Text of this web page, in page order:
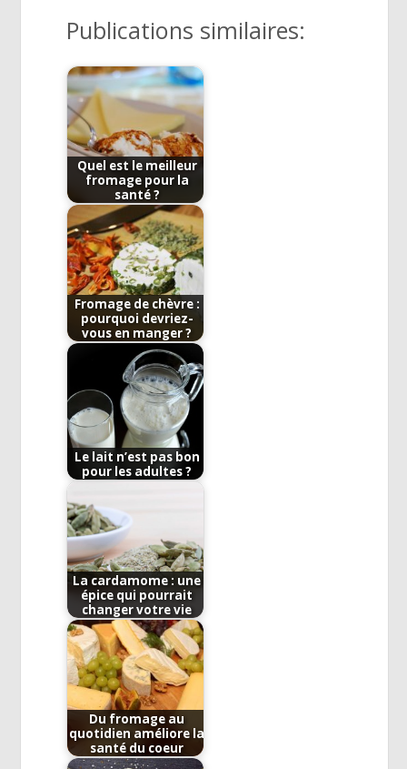
Publications similaires:
Quel est le meilleur
fromage pour la
santé ?
Fromage de chèvre :
pourquoi devriez-
vous en manger ?
Le lait n’est pas bon
pour les adultes ?
La cardamome : une
épice qui pourrait
changer votre vie
Du fromage au
quotidien améliore la
santé du coeur